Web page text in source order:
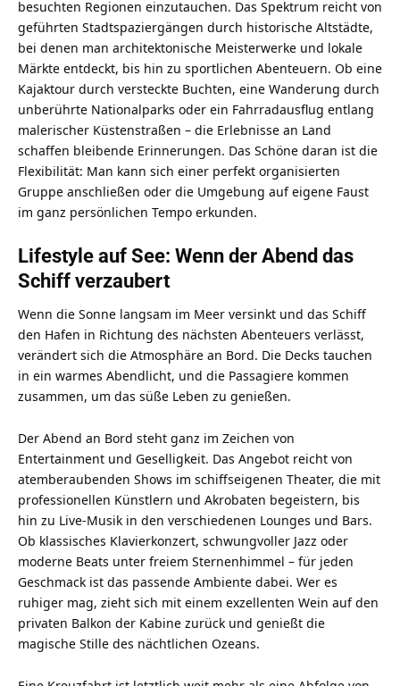
besuchten Regionen einzutauchen. Das Spektrum reicht von
geführten Stadtspaziergängen durch historische Altstädte,
bei denen man architektonische Meisterwerke und lokale
Märkte entdeckt, bis hin zu sportlichen Abenteuern. Ob eine
Kajaktour durch versteckte Buchten, eine Wanderung durch
unberührte Nationalparks oder ein Fahrradausflug entlang
malerischer Küstenstraßen – die Erlebnisse an Land
schaffen bleibende Erinnerungen. Das Schöne daran ist die
Flexibilität: Man kann sich einer perfekt organisierten
Gruppe anschließen oder die Umgebung auf eigene Faust
im ganz persönlichen Tempo erkunden.
Lifestyle auf See: Wenn der Abend das
Schiff verzaubert
Wenn die Sonne langsam im Meer versinkt und das Schiff
den Hafen in Richtung des nächsten Abenteuers verlässt,
verändert sich die Atmosphäre an Bord. Die Decks tauchen
in ein warmes Abendlicht, und die Passagiere kommen
zusammen, um das süße Leben zu genießen.
Der Abend an Bord steht ganz im Zeichen von
Entertainment und Geselligkeit. Das Angebot reicht von
atemberaubenden Shows im schiffseigenen Theater, die mit
professionellen Künstlern und Akrobaten begeistern, bis
hin zu Live-Musik in den verschiedenen Lounges und Bars.
Ob klassisches Klavierkonzert, schwungvoller Jazz oder
moderne Beats unter freiem Sternenhimmel – für jeden
Geschmack ist das passende Ambiente dabei. Wer es
ruhiger mag, zieht sich mit einem exzellenten Wein auf den
privaten Balkon der Kabine zurück und genießt die
magische Stille des nächtlichen Ozeans.